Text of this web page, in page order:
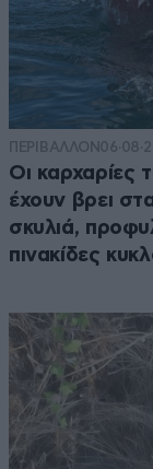
ΠΕΡΙΒΑΛΛΟΝ
Οι καρχαρίες
έχουν βρει
σκυλιά,
πινακίδες